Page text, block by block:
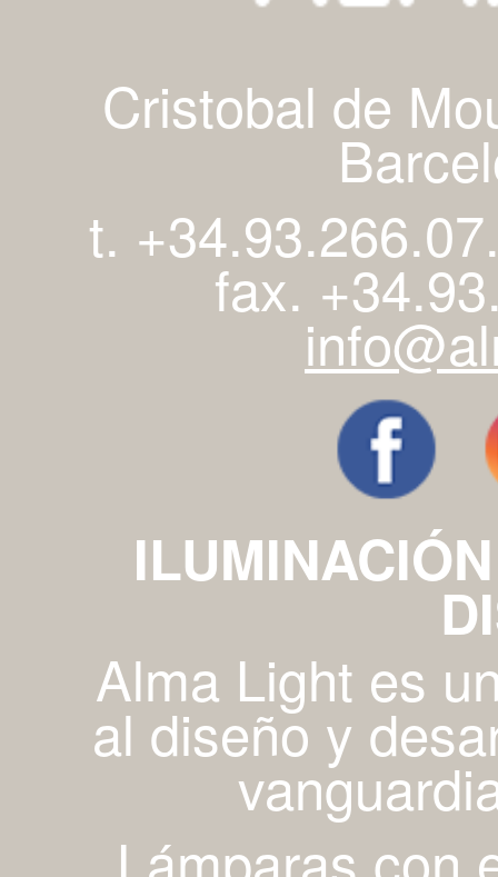
Cristobal de
t.
fax.
Alma Light es
al diseño y
Lámparas con